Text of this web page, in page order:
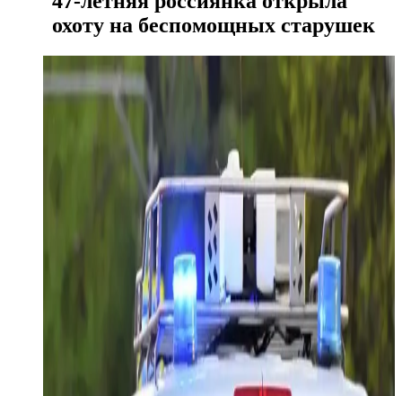
охоту на беспомощных старушек